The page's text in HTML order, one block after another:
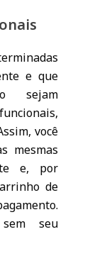
e que
sejam
você
mesmas
e, por
de
seu